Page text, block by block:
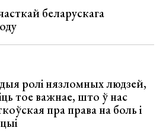
беларускага
ролі нязломных людзей,
тое важнае, што ў нас
пра права на боль і